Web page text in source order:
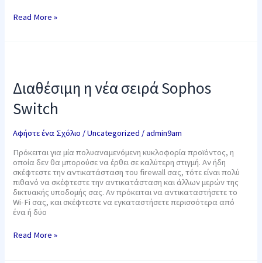
Read More »
Διαθέσιμη η νέα σειρά Sophos
Switch
Αφήστε ένα Σχόλιο /Uncategorized /admin9am
Πρόκειται για μία πολυαναμενόμενη κυκλοφορία προϊόντος, η
οποία δεν θα μπορούσε να έρθει σε καλύτερη στιγμή. Αν ήδη
σκέφτεστε την αντικατάσταση του firewall σας, τότε είναι πολύ
πιθανό να σκέφτεστε την αντικατάσταση και άλλων μερών της
δικτυακής υποδομής σας. Αν πρόκειται να αντικαταστήσετε το
Wi-Fi σας, και σκέφτεστε να εγκαταστήσετε περισσότερα από
ένα ή δύο
σειρά
Switch
Read More »